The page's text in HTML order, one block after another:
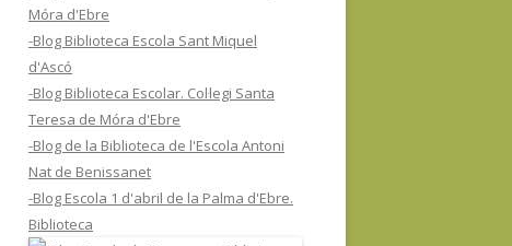
Móra d'Ebre
-Blog Biblioteca Escola Sant Miquel
d'Ascó
-Blog Biblioteca Escolar. Col·legi Santa
Teresa de Móra d'Ebre
-Blog de la Biblioteca de l'Escola Antoni
Nat de Benissanet
-Blog Escola 1 d'abril de la Palma d'Ebre.
Biblioteca